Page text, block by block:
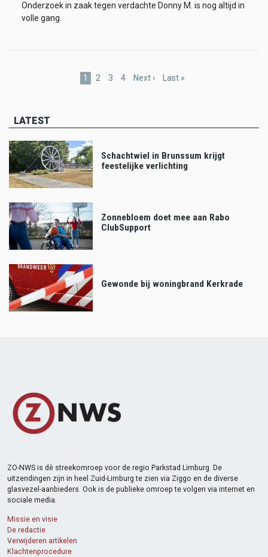
Onderzoek in zaak tegen verdachte Donny M. is nog altijd in
volle gang.
Current
1 Page
2 Page
3 Page
4
Next
Next ›
Last
Last »
LATEST
Schachtwiel in Brunssum krijgt
feestelijke verlichting
Zonnebloem doet mee aan Rabo
ClubSupport
Gewonde bij woningbrand Kerkrade
ZO-NWS is dè streekomroep voor de regio Parkstad Limburg. De
uitzendingen zijn in heel Zuid-Limburg te zien via Ziggo en de diverse
glasvezel-aanbieders. Ook is de publieke omroep te volgen via internet en
sociale media.
Missie en visie
De redactie
Verwijderen artikelen
Klachtenprocedure